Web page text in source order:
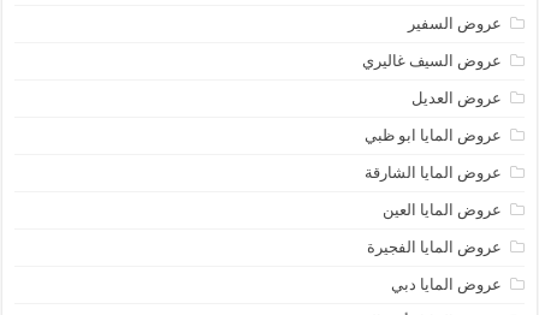
عروض السفير
عروض السيف غاليري
عروض العديل
عروض المايا ابو ظبي
عروض المايا الشارقة
عروض المايا العين
عروض المايا الفجيرة
عروض المايا دبي